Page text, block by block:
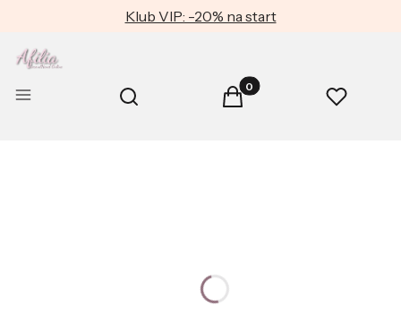
Klub VIP: -20% na start
Menu Otwórz wyszukiwarkę
Szukaj Produkty w koszyku: 0.
Koszyk Ulubione